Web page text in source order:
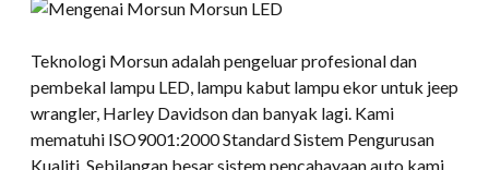
Teknologi Morsun adalah pengeluar profesional dan
pembekal lampu LED, lampu kabut lampu ekor untuk jeep
wrangler, Harley Davidson dan banyak lagi. Kami
mematuhi ISO9001:2000 Standard Sistem Pengurusan
Kualiti, Sebilangan besar sistem pencahayaan auto kami